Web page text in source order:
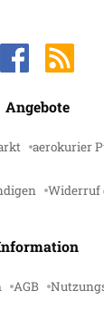
Angebote
aerokurier
Widerruf
AGB